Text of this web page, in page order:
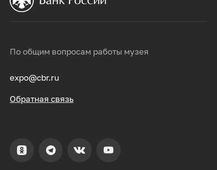
По общим вопросам работы музея
expo@cbr.ru
Обратная связь